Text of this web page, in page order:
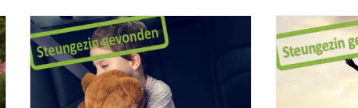
Bied jij deze kanjers (4 en 9) een
gezellige speelplek?